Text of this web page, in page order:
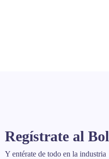
Regístrate al
Y entérate de todo en la industria